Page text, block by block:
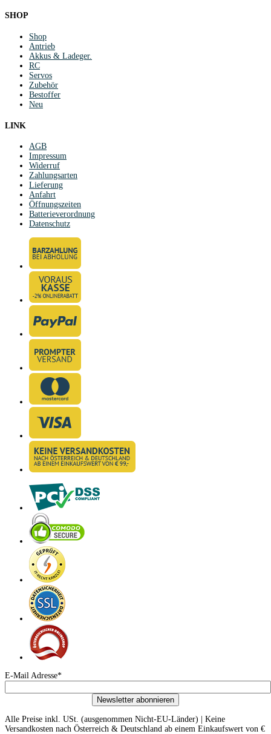
SHOP
Shop
Antrieb
Akkus & Ladeger.
RC
Servos
Zubehör
Bestoffer
Neu
LINK
AGB
Impressum
Widerruf
Zahlungsarten
Lieferung
Anfahrt
Öffnungszeiten
Batterieverordnung
Datenschutz
E-Mail Adresse*
Newsletter abonnieren
Alle Preise inkl. USt. (ausgenommen Nicht-EU-Länder) | Keine
Versandkosten nach Österreich & Deutschland ab einem Einkaufswert von €